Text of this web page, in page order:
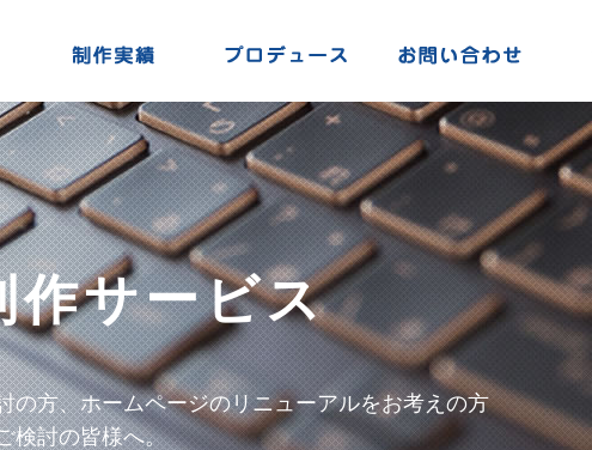
作サービス
の方、ホームページのリニューアルをお考えの方
検討の皆様へ。